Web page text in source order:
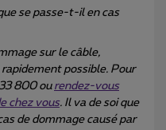
se passe-t-il en cas
sur le câble,
possible. Pour
800 ou rendez-vous
chez vous. Il va de soi que
de dommage causé par